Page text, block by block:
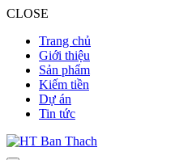
CLOSE
Trang chủ
Giới thiệu
Sản phẩm
Kiếm tiền
Dự án
Tin tức